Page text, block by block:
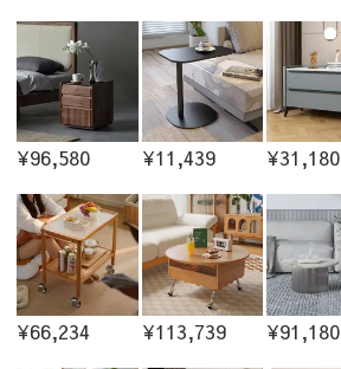
¥96,580 ¥11,439 ¥31,180
¥66,234 ¥113,739 ¥91,180